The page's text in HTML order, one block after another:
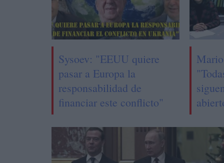
Sysoev: "EEUU quiere
pasar a Europa la
responsabilidad de
financiar este conflicto"